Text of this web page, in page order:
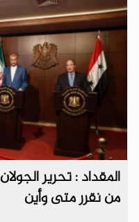
المقداد : تحرير
من نقرر متى وأين